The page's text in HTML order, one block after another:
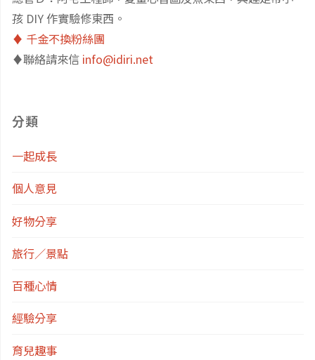
孩 DIY 作實驗修東西。
♦️ 千金不換粉絲團
♦️聯絡請來信 info@idiri.net
分類
一起成長
個人意見
好物分享
旅行／景點
百種心情
經驗分享
育兒趣事